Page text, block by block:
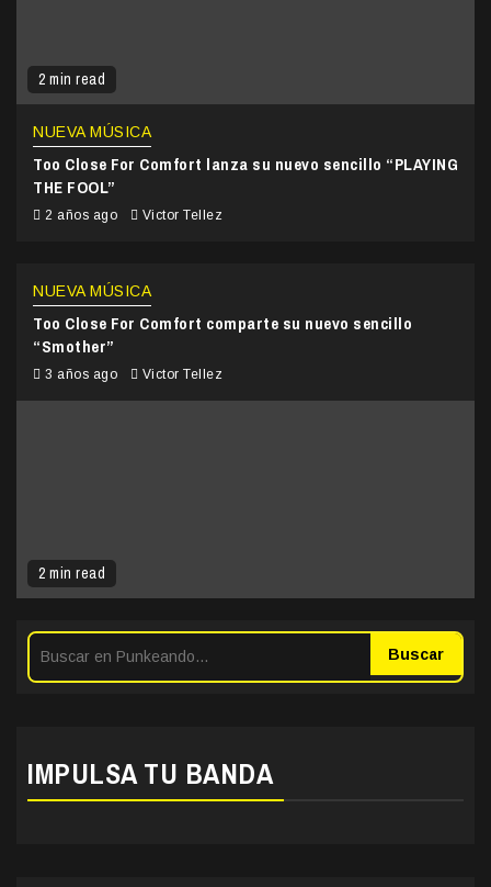
2 min read
NUEVA MÚSICA
Too Close For Comfort lanza su nuevo sencillo “PLAYING
THE FOOL”
2 años ago Victor Tellez
2 min read
NUEVA MÚSICA
Too Close For Comfort comparte su nuevo sencillo
“Smother”
3 años ago Victor Tellez
Buscar
IMPULSA TU BANDA